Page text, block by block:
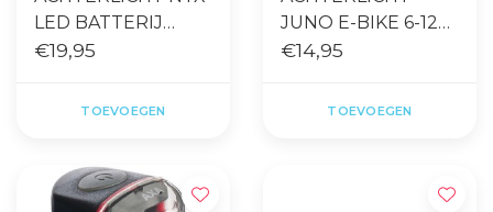
LED BATTERIJ
ZWART
€19,95
TOEVOEGEN
JUNO E-BIKE 6-12V
LED DYNAMO
€14,95
TOEVOEGEN